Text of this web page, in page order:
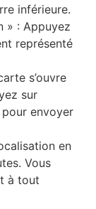
inférieure.
» : Appuyez
représenté
s’ouvre
sur
envoyer
en
Vous
à tout